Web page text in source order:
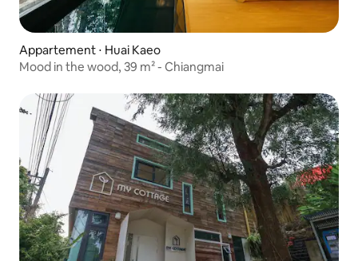
Appartement ⋅ Huai Kaeo
Mood in the wood, 39 m² - Chiangmai